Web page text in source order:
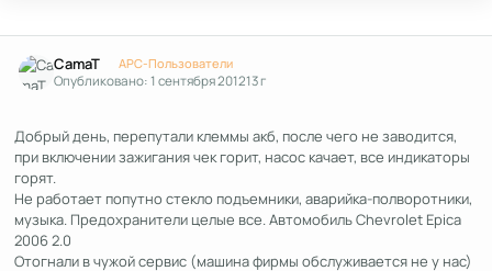
CamaT APC-Пользователи
Опубликовано:1 сентября 201213 г
Добрый день, перепутали клеммы акб, после чего не заводится,
при включении зажигания чек горит, насос качает, все индикаторы
горят.
Не работает попутно стекло подъемники, аварийка-полворотники,
музыка. Предохранители целые все. Автомобиль Chevrolet Epica
2006 2.0
Отогнали в чужой сервис (машина фирмы обслуживается не у нас)